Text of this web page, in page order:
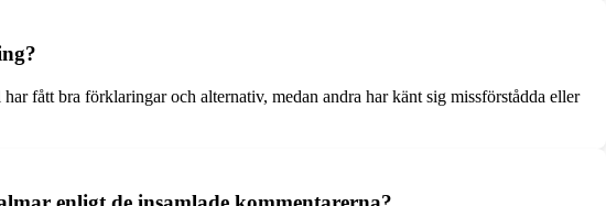
fått bra förklaringar och alternativ, medan andra har känt sig missförstådda eller